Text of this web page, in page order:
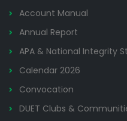
Account Manual
Annual Report
APA & National Integrity
Calendar 2026
Convocation
DUET Clubs &